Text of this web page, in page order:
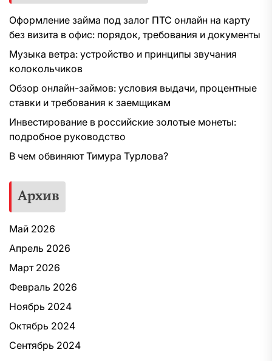
Оформление займа под залог ПТС онлайн на карту
без визита в офис: порядок, требования и документы
Музыка ветра: устройство и принципы звучания
колокольчиков
Обзор онлайн-займов: условия выдачи, процентные
ставки и требования к заемщикам
Инвестирование в российские золотые монеты:
подробное руководство
В чем обвиняют Тимура Турлова?
Архив
Май 2026
Апрель 2026
Март 2026
Февраль 2026
Ноябрь 2024
Октябрь 2024
Сентябрь 2024